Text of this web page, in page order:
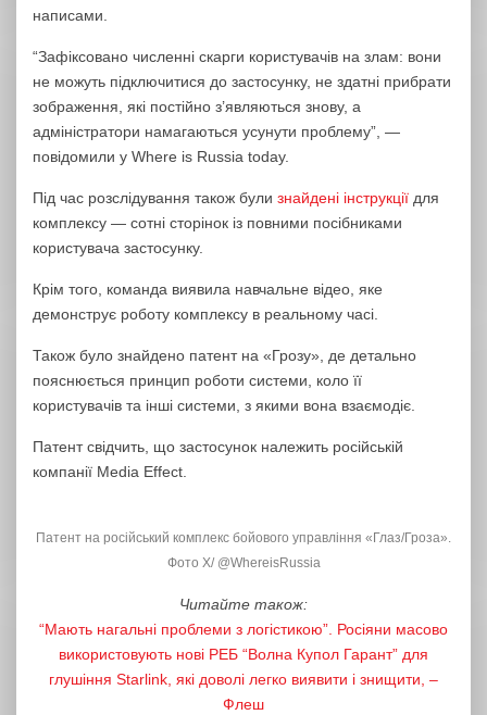
написами.
“Зафіксовано численні скарги користувачів на злам: вони
не можуть підключитися до застосунку, не здатні прибрати
зображення, які постійно з’являються знову, а
адміністратори намагаються усунути проблему”, —
повідомили у Where is Russia today.
Під час розслідування також були знайдені інструкції для
комплексу — сотні сторінок із повними посібниками
користувача застосунку.
Крім того, команда виявила навчальне відео, яке
демонструє роботу комплексу в реальному часі.
Також було знайдено патент на «Грозу», де детально
пояснюється принцип роботи системи, коло її
користувачів та інші системи, з якими вона взаємодіє.
Патент свідчить, що застосунок належить російській
компанії Media Effect.
Патент на російський комплекс бойового управління «Глаз/Гроза».
Фото Х/ @WhereisRussia
Читайте також:
“Мають нагальні проблеми з логістикою”. Росіяни масово
використовують нові РЕБ “Волна Купол Гарант” для
глушіння Starlink, які доволі легко виявити і знищити, –
Флеш